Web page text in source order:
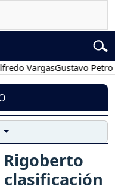
VargasGustavo Petro
Rigoberto